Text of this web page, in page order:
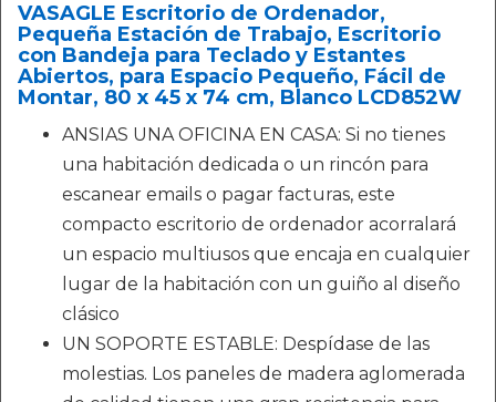
VASAGLE Escritorio de Ordenador,
Pequeña Estación de Trabajo, Escritorio
con Bandeja para Teclado y Estantes
Abiertos, para Espacio Pequeño, Fácil de
Montar, 80 x 45 x 74 cm, Blanco LCD852W
ANSIAS UNA OFICINA EN CASA: Si no tienes
una habitación dedicada o un rincón para
escanear emails o pagar facturas, este
compacto escritorio de ordenador acorralará
un espacio multiusos que encaja en cualquier
lugar de la habitación con un guiño al diseño
clásico
UN SOPORTE ESTABLE: Despídase de las
molestias. Los paneles de madera aglomerada